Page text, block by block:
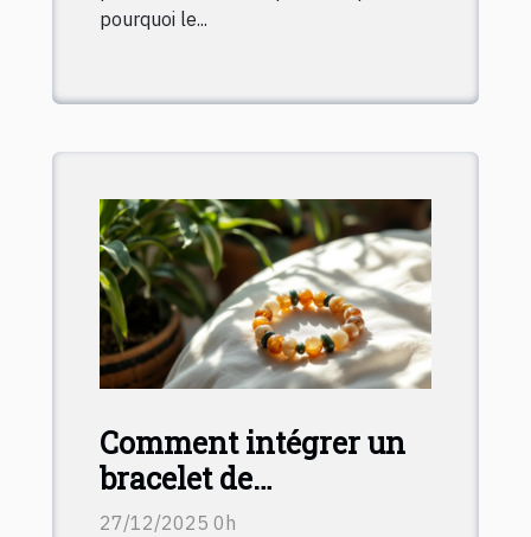
pourquoi le...
Comment intégrer un
bracelet de
lithothérapie dans
27/12/2025 0h